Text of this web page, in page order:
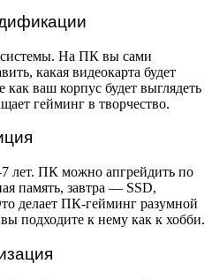
На ПК вы сами
какая видеокарта будет
ваш корпус будет выглядеть
гейминг в творчество.
лет. ПК можно апгрейдить по
память, завтра — SSD,
делает ПК-гейминг разумной
подходите к нему как к хобби.